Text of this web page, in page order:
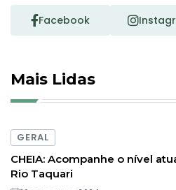
Facebook
Mais Lidas
GERAL
CHEIA: Acompanhe o nível
Rio Taquari